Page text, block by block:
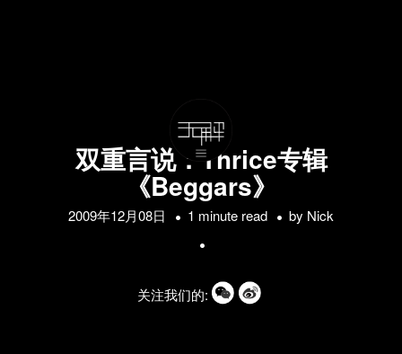
双重言说：Thrice专辑
《Beggars》
2009年12月08日 1 minute read by Nick
关注我们的: